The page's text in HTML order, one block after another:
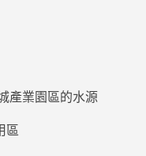
產業園區的水源
區